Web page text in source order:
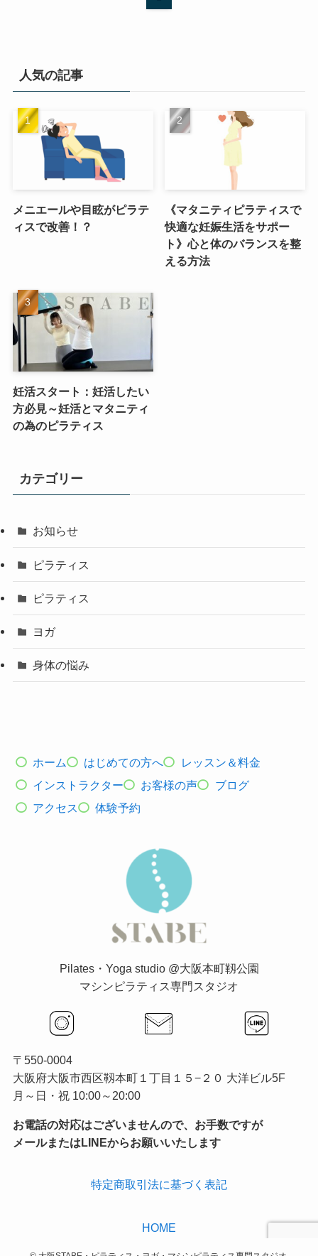
人気の記事
メニエールや目眩がピラテ
ィスで改善！？
《マタニティピラティスで
快適な妊娠生活をサポー
ト》心と体のバランスを整
える方法
妊活スタート：妊活したい
方必見～妊活とマタニティ
の為のピラティス
カテゴリー
お知らせ
ピラティス
ピラティス
ヨガ
身体の悩み
ホーム はじめての方へ
レッスン＆料金
インストラクター
お客様の声
ブログ
アクセス
体験予約
Pilates・Yoga studio @大阪本町靱公園
マシンピラティス専門スタジオ
〒550-0004
大阪府大阪市西区靱本町１丁目１５−２０ 大洋ビル5F
月～日・祝 10:00～20:00
お電話の対応はございませんので、お手数ですが
メールまたはLINEからお願いいたします
特定商取引法に基づく表記
HOME